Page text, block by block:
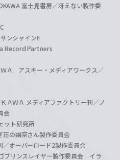
富士見書房／冴えない製作委
ンシャイン!!
Record Partners
Ａ アスキー・メディアワークス／
ＡＷＡ メディアファクトリー刊／ノ
会
ット研究所
の幽奈さん製作委員会
オーバーロード2製作委員会
ブリンスレイヤー製作委員会 イラ